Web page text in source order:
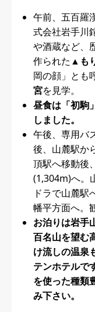
午前、五百羅
式会社岩手川
や酒蔵など、
作られた ▲も
岡の顔」とも
宮を見学。
昼食は「初駒
しました。
午後、専用バ
後、山麓駅か
頂駅へ移動後
(1,304m)へ。
ドラで山麓駅
幡平方面へ。
お泊りは岩手
百名山を望む
け流しの温泉
テンホテルで
を使った種類
み下さい。